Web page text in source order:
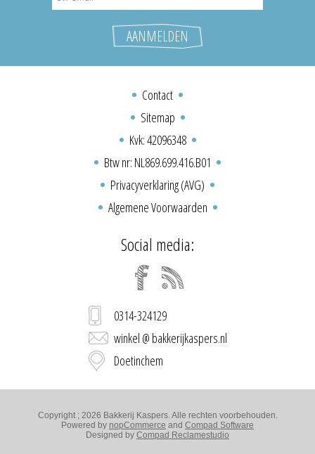
Contact
Sitemap
Kvk: 42096348
Btw nr: NL869.699.416.B01
Privacyverklaring (AVG)
Algemene Voorwaarden
Social media:
0314-324129
winkel @ bakkerijkaspers.nl
Doetinchem
Copyright ; 2026 Bakkerij Kaspers. Alle rechten voorbehouden.
Powered by nopCommerce and Compad Software
Designed by Compad Reclamestudio